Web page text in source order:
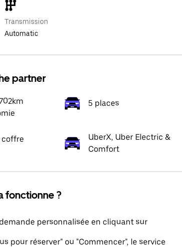
Transmission
Automatic
partner
5 places
coffre
UberX, Uber Electric &
Comfort
fonctionne ?
personnalisée en cliquant sur
pour réserver" ou "Commencer", le service